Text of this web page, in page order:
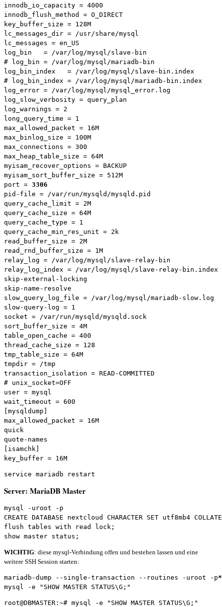
innodb_io_capacity = 4000
innodb_flush_method = O_DIRECT
key_buffer_size = 128M
lc_messages_dir = /usr/share/mysql
lc_messages = en_US
log_bin   = /var/log/mysql/slave-bin
# log_bin = /var/log/mysql/mariadb-bin
log_bin_index   = /var/log/mysql/slave-bin.index
# log_bin_index = /var/log/mysql/mariadb-bin.index
log_error = /var/log/mysql/mysql_error.log
log_slow_verbosity = query_plan
log_warnings = 2
long_query_time = 1
max_allowed_packet = 16M
max_binlog_size = 100M
max_connections = 300
max_heap_table_size = 64M
myisam_recover_options = BACKUP
myisam_sort_buffer_size = 512M
port = 3306
pid-file = /var/run/mysqld/mysqld.pid
query_cache_limit = 2M
query_cache_size = 64M
query_cache_type = 1
query_cache_min_res_unit = 2k
read_buffer_size = 2M
read_rnd_buffer_size = 1M
relay_log = /var/log/mysql/slave-relay-bin
relay_log_index = /var/log/mysql/slave-relay-bin.index
skip-external-locking
skip-name-resolve
slow_query_log_file = /var/log/mysql/mariadb-slow.log
slow-query-log = 1
socket = /var/run/mysqld/mysqld.sock
sort_buffer_size = 4M
table_open_cache = 400
thread_cache_size = 128
tmp_table_size = 64M
tmpdir = /tmp
transaction_isolation = READ-COMMITTED
# unix_socket=OFF
user = mysql
wait_timeout = 600
[mysqldump]
max_allowed_packet = 16M
quick
quote-names
[isamchk]
key_buffer = 16M
service mariadb restart
Server: MariaDB Master
mysql -uroot -p
CREATE DATABASE nextcloud CHARACTER SET utf8mb4
flush tables with read lock;
show master status;
WICHTIG: diese mysql-Verbindung offen und bestehen lassen und eine
weitere SSH Session starten:
mariadb-dump --single-transaction --routines -uroot -p*
mysql -e "SHOW MASTER STATUS\G;"
root@DBMASTER:~# mysql -e "SHOW MASTER STATUS\G;"